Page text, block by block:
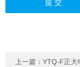
上一篇：YTQ-F正大